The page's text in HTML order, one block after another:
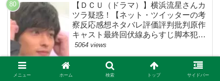
【ＤＣＵ（ドラマ）】横浜流星さんカ
ツラ疑惑！【ネット・ツイッターの考
察反応感想ネタバレ評価評判批判原作
キャスト最終回伏線あらすじ脚本犯人
黒幕まとめ・着飾る恋には理由があっ
て・ウィッグ】
5064 views
【着飾る恋には理由があって】「冷蔵
メニュー ホーム 検索 トップ サイドバー